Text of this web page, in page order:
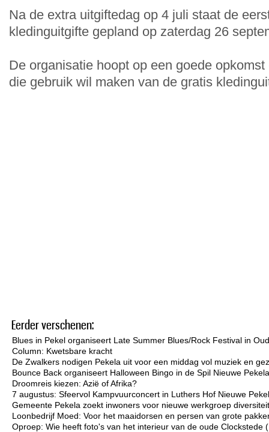
Na de extra uitgiftedag op 4 juli staat de
kledinguitgifte gepland op zaterdag 26
De organisatie hoopt op een goede
die gebruik wil maken van de gratis
Eerder verschenen:
Blues in Pekel organiseert Late Summer Blues/Rock Festival in
Column: Kwetsbare kracht
De Zwalkers nodigen Pekela uit voor een middag vol muziek en
Bounce Back organiseert Halloween Bingo in de Spil Nieuwe Pekela
Droomreis kiezen: Azië of Afrika?
7 augustus: Sfeervol Kampvuurconcert in Luthers Hof Nieuwe
Gemeente Pekela zoekt inwoners voor nieuwe werkgroep
Loonbedrijf Moed: Voor het maaidorsen en persen van grote
Oproep: Wie heeft foto's van het interieur van de oude Clockstede